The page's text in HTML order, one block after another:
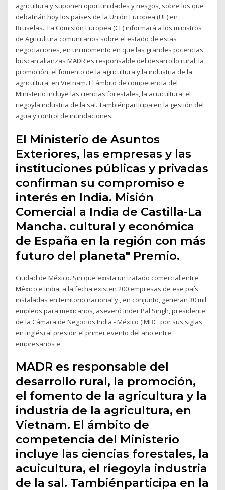
agricultura y suponen oportunidades y riesgos, sobre los que
debatirán hoy los países de la Unión Europea (UE) en
Bruselas.. La Comisión Europea (CE) informará a los ministros
de Agricultura comunitarios sobre el estado de estas
negociaciones, en un momento en que las grandes potencias
buscan alianzas MADR es responsable del desarrollo rural, la
promoción, el fomento de la agricultura y la industria de la
agricultura, en Vietnam. El ámbito de competencia del
Ministerio incluye las ciencias forestales, la acuicultura, el
riegoyla industria de la sal. Tambiénparticipa en la gestión del
agua y control de inundaciones.
El Ministerio de Asuntos
Exteriores, las empresas y las
instituciones públicas y privadas
confirman su compromiso e
interés en India. Misión
Comercial a India de Castilla-La
Mancha. cultural y económica
de España en la región con más
futuro del planeta" Premio.
Ciudad de México. Sin que exista un tratado comercial entre
México e India, a la fecha existen 200 empresas de ese país
instaladas en territorio nacional y , en conjunto, generan 30 mil
empleos para mexicanos, aseveró Inder Pal Singh, presidente
de la Cámara de Negocios India - México (IMBC, por sus siglas
en inglés) al presidir el primer evento del año entre
empresarios e
MADR es responsable del
desarrollo rural, la promoción,
el fomento de la agricultura y la
industria de la agricultura, en
Vietnam. El ámbito de
competencia del Ministerio
incluye las ciencias forestales, la
acuicultura, el riegoyla industria
de la sal. Tambiénparticipa en la